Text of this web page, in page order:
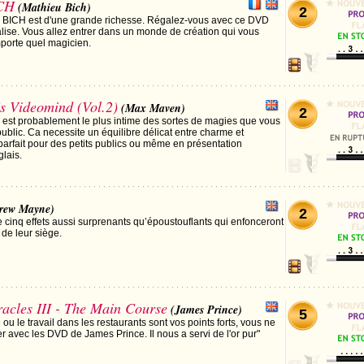
(Mathieu Bich)
est d'une grande richesse. Régalez-vous avec ce DVD
Vous allez entrer dans un monde de création qui vous
quel magicien.
2
Videomind (Vol.2) (Max Maven)
probablement le plus intime des sortes de magies que vous
Ca necessite un équilibre délicat entre charme et
pour des petits publics ou même en présentation
2
Mayne)
effets aussi surprenants qu’époustouflants qui enfonceront
leur siège.
2
III - The Main Course (James Prince)
le travail dans les restaurants sont vos points forts, vous ne
avec les DVD de James Prince. Il nous a servi de l'or pur"
5